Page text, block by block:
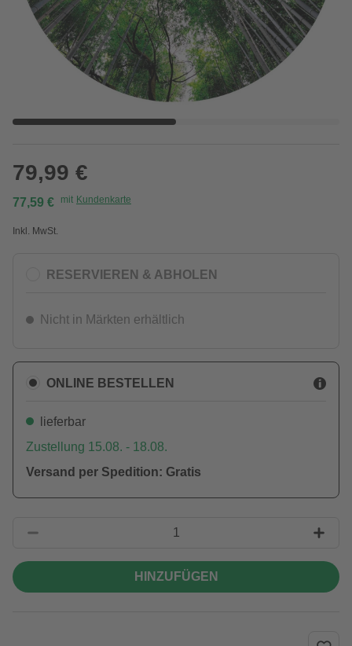
79,99 €
77,59 € mit Kundenkarte
Inkl. MwSt.
RESERVIEREN & ABHOLEN
Nicht in Märkten erhältlich
ONLINE BESTELLEN
lieferbar
Zustellung 15.08. - 18.08.
Versand per Spedition: Gratis
HINZUFÜGEN